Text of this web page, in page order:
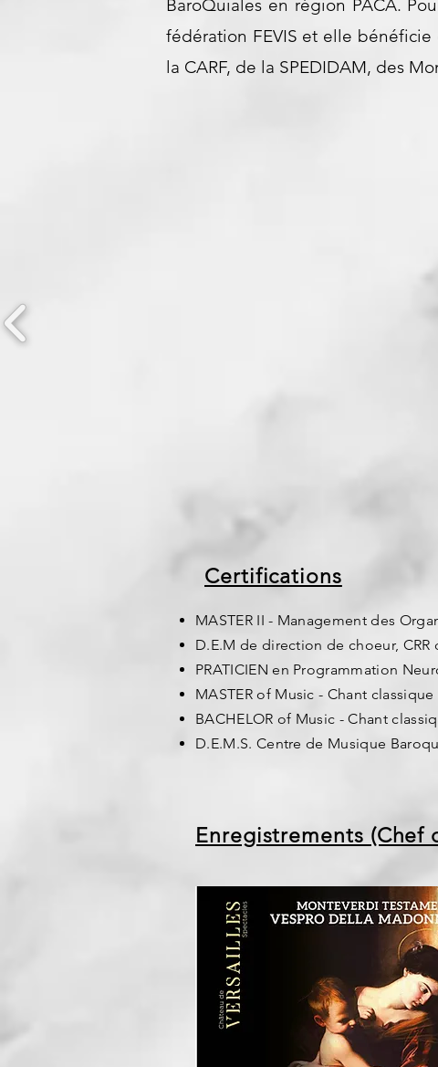
BaroQuiales en région PACA.
fédération FEVIS et elle
la CARF, de la SPEDIDAM, des
Certifications
MASTER II - Management des
D.E.M de direction de choeur, CRR
PRATICIEN en Programmation
MASTER of Music - Chant
BACHELOR of Music - Chant
D.E.M.S. Centre de Musique
Enregistrements (Chef